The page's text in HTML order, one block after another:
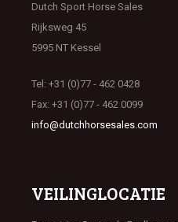
Dutch Sport Horse Sales
Rijksweg 45
5995 NT Kessel
Tel: +31 (0)77 - 462 0428
Fax: +31 (0)77 - 462 0099
info@dutchhorsesales.com
VEILINGLOCATIE